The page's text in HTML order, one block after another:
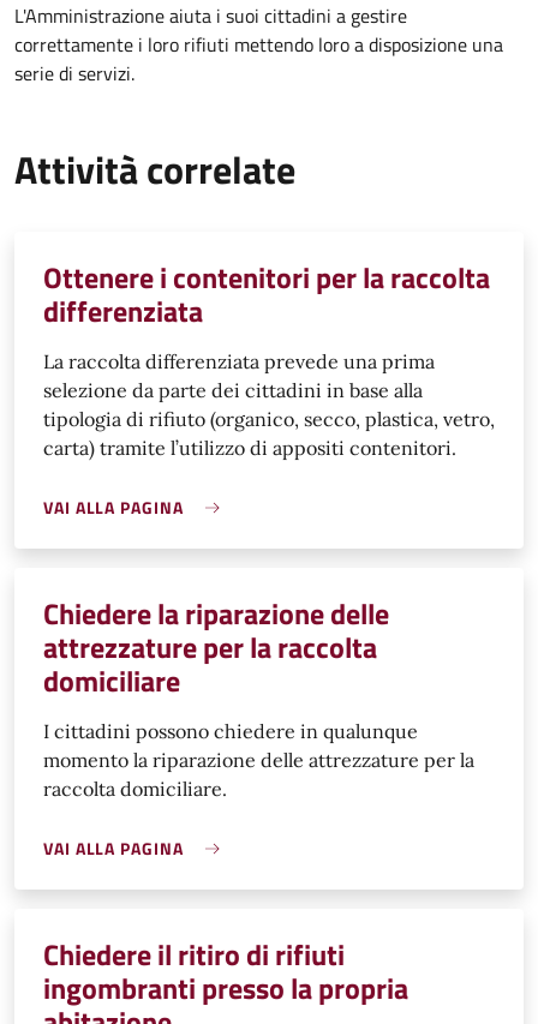
L'Amministrazione aiuta i suoi cittadini a gestire
correttamente i loro rifiuti mettendo loro a disposizione una
serie di servizi.
Attività correlate
Ottenere i contenitori per la raccolta
differenziata
La raccolta differenziata prevede una prima
selezione da parte dei cittadini in base alla
tipologia di rifiuto (organico, secco, plastica, vetro,
carta) tramite l’utilizzo di appositi contenitori.
VAI ALLA PAGINA
Chiedere la riparazione delle
attrezzature per la raccolta
domiciliare
I cittadini possono chiedere in qualunque
momento la riparazione delle attrezzature per la
raccolta domiciliare.
VAI ALLA PAGINA
Chiedere il ritiro di rifiuti
ingombranti presso la propria